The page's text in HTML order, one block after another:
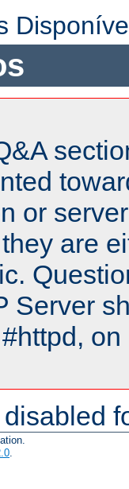
or
are
Server
.